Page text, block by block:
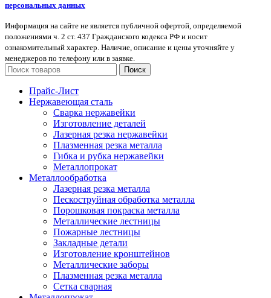
персональных данных
Информация на сайте не является публичной офертой, определяемой
положениями ч. 2 ст. 437 Гражданского кодекса РФ и носит
ознакомительный характер. Наличие, описание и цены уточняйте у
менеджеров по телефону или в заявке.
Поиск
Прайс-Лист
Нержавеющая сталь
Сварка нержавейки
Изготовление деталей
Лазерная резка нержавейки
Плазменная резка металла
Гибка и рубка нержавейки
Металлопрокат
Металлообработка
Лазерная резка металла
Пескоструйная обработка металла
Порошковая покраска металла
Металлические лестницы
Пожарные лестницы
Закладные детали
Изготовление кронштейнов
Металлические заборы
Плазменная резка металла
Сетка сварная